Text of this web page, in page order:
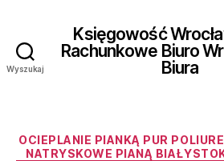
Wyszukaj
Księgowość
Rachunkowe Biuro
Biura
OCIEPLANIE PIANKĄ PUR
NATRYSKOWE PIANĄ